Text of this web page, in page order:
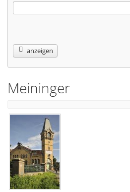
anzeigen
Meininger